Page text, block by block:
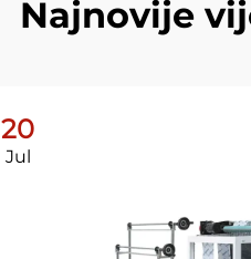
Najnovije
20
Jul